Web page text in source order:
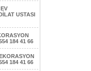
USTASI
184 41 66
184 41 66